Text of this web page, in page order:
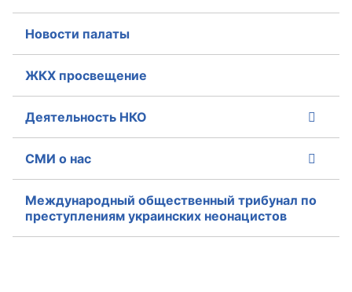
Новости палаты
ЖКХ просвещение
Деятельность НКО
СМИ о нас
Международный общественный трибунал по
преступлениям украинских неонацистов